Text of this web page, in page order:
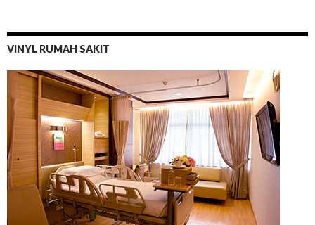
VINYL RUMAH SAKIT